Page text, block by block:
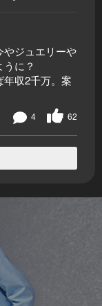
やジュエリーや
に？
収2千万。案
62
4